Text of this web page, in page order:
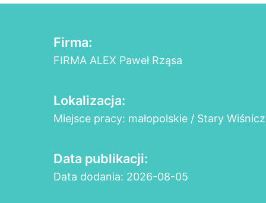
Firma:
FIRMA ALEX Paweł Rząsa
Lokalizacja:
Miejsce pracy: małopolskie / Stary Wiśnicz
Data publikacji:
Data dodania: 2026-08-05